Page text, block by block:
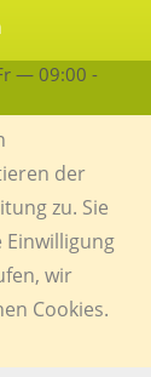
— 09:00 -
der
zu. Sie
Einwilligung
wir
Cookies.